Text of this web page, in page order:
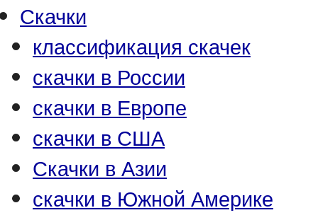
Скачки
классификация скачек
скачки в России
скачки в Европе
скачки в США
Скачки в Азии
скачки в Южной Америке